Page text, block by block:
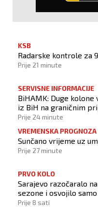
KSB
Radarske kontrole za
Prije 21 minute
SERVISNE INFORMACIJE
BiHAMK: Duge kolone
iz BiH na graničnim
Prije 24 minute
VREMENSKA PROGNOZA
Sunčano vrijeme uz
Prije 27 minute
PRVO KOLO
Sarajevo razočaralo
sezone i osvojilo
Vrapčićima
Prije 8 sati